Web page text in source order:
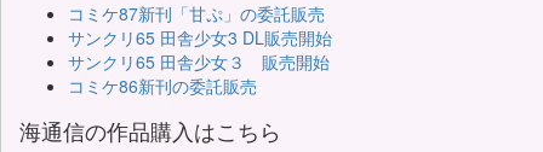
コミケ87新刊「甘ぷ」の委託販売
サンクリ65 田舎少女3 DL販売開始
サンクリ65 田舎少女３ 販売開始
コミケ86新刊の委託販売
海通信の作品購入はこちら